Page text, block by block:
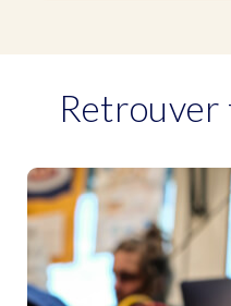
Retrouver